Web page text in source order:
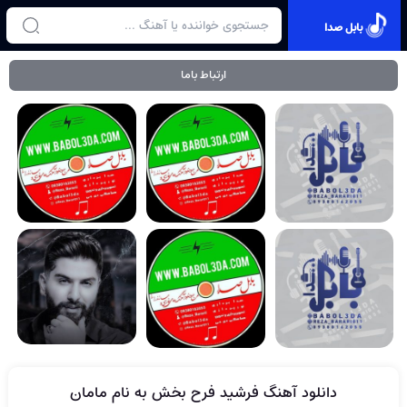
بابل صدا
ارتباط باما
دانلود آهنگ فرشید فرح بخش به نام مامان